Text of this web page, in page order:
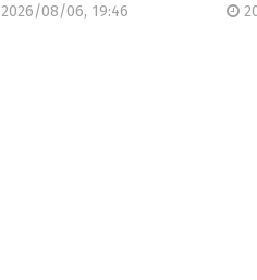
2026/08/06, 19:46